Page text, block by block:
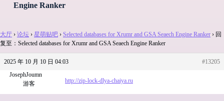
Engine Ranker
大厅 › 论坛 › 星萌贴吧 › Selected databases for Xrumr and GSA Seaech Engine Ranker › 回
复至：Selected databases for Xrumr and GSA Seaech Engine Ranker
2025 年 10 月 10 日 04:03
#13205
JosephJoumn
游客
http://zip-lock-dlya-chaiya.ru